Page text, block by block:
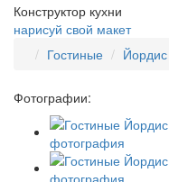
Конструктор кухни
нарисуй свой макет
Гостиные
Йордис
Фотографии: